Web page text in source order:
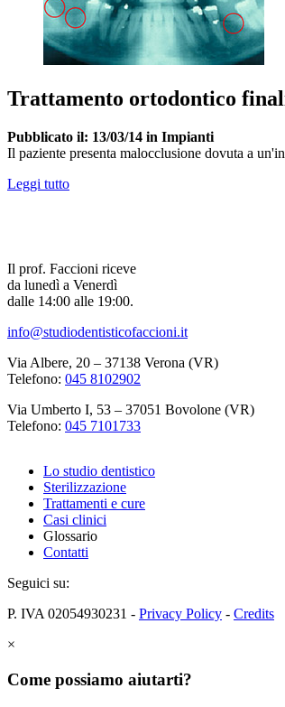
Trattamento ortodontico
Pubblicato il: 13/03/14 in Impianti
Il paziente presenta malocclusione dovuta a
Leggi tutto
Il prof. Faccioni riceve
da lunedì a Venerdì
dalle 14:00 alle 19:00.
info@studiodentisticofaccioni.it
Via Albere, 20 – 37138 Verona (VR)
Telefono: 045 8102902
Via Umberto I, 53 – 37051 Bovolone (VR)
Telefono: 045 7101733
Lo studio dentistico
Sterilizzazione
Trattamenti e cure
Casi clinici
Glossario
Contatti
Seguici su:
P. IVA 02054930231 - Privacy Policy - Credits
×
Come possiamo aiutarti?